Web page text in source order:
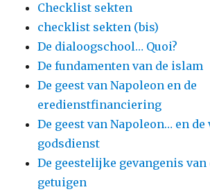
Checklist sekten
checklist sekten (bis)
De dialoogschool… Quoi?
De fundamenten van de islam
De geest van Napoleon en de
eredienstfinanciering
De geest van Napoleon… en
godsdienst
De geestelijke gevangenis van
getuigen